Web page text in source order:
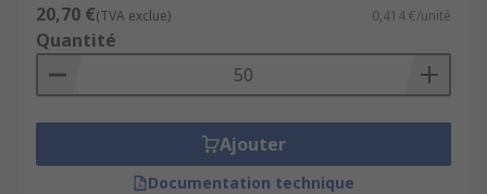
20,70 €(TVA exclue) 0,414 €/unité
Quantité
Ajouter
Documentation technique